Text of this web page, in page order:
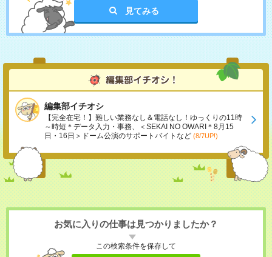
見てみる
編集部イチオシ
【完全在宅！】難しい業務なし＆電話なし！ゆっくりの11時
～時短＊データ入力・事務、＜SEKAI NO OWARI＊8月15
日・16日＞ドーム公演のサポートバイトなど (8/7UP!)
お気に入りの仕事は見つかりましたか？
この検索条件を保存して